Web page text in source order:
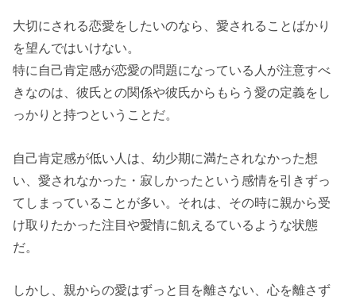
大切にされる恋愛をしたいのなら、愛されることばかり
を望んではいけない。
特に自己肯定感が恋愛の問題になっている人が注意すべ
きなのは、彼氏との関係や彼氏からもらう愛の定義をし
っかりと持つということだ。
自己肯定感が低い人は、幼少期に満たされなかった想
い、愛されなかった・寂しかったという感情を引きずっ
てしまっていることが多い。それは、その時に親から受
け取りたかった注目や愛情に飢えるているような状態
だ。
しかし、親からの愛はずっと目を離さない、心を離さず